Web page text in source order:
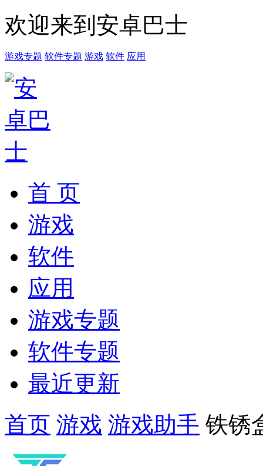
欢迎来到安卓巴士
游戏专题 软件专题 游戏 软件 应用
首 页
游戏
软件
应用
游戏专题
软件专题
最近更新
首页 游戏 游戏助手 铁锈